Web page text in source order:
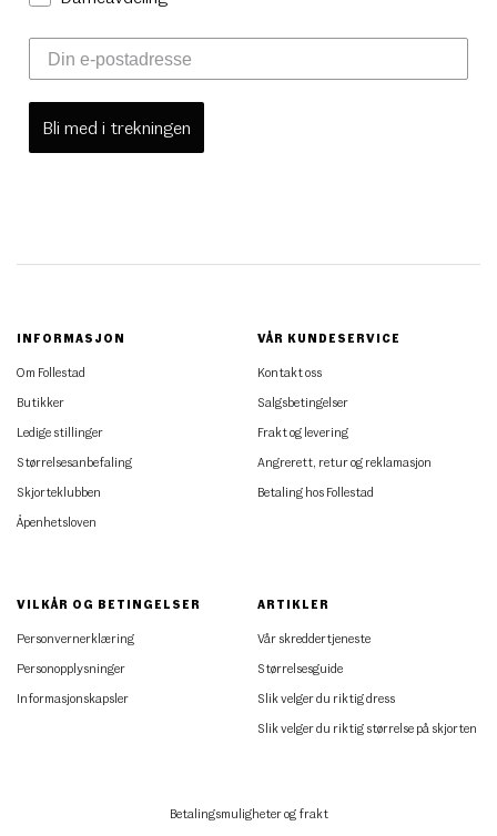
Bli med i trekningen
INFORMASJON
Om Follestad
Butikker
Ledige stillinger
Størrelsesanbefaling
Skjorteklubben
Åpenhetsloven
VÅR KUNDESERVICE
Kontakt oss
Salgsbetingelser
Frakt og levering
Angrerett, retur og reklamasjon
Betaling hos Follestad
VILKÅR OG BETINGELSER
Personvernerklæring
Personopplysninger
Informasjonskapsler
ARTIKLER
Vår skreddertjeneste
Størrelsesguide
Slik velger du riktig dress
Slik velger du riktig størrelse på skjorten
Betalingsmuligheter og frakt